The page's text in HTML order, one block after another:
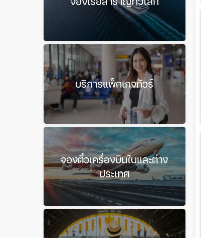
บริการแพ็คเกจทัวร์
จองตั๋วเครื่องบินในและต่าง
ประเทศ